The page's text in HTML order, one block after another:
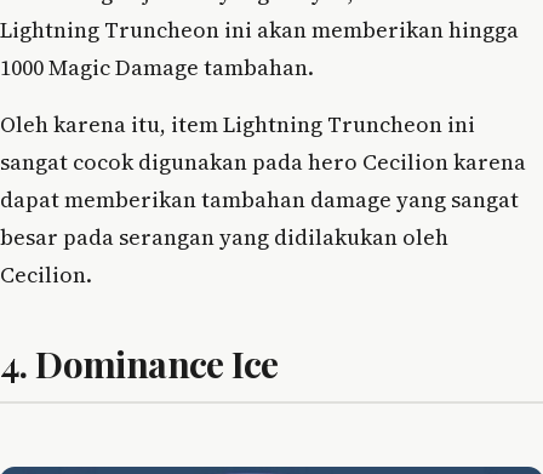
Lightning Truncheon ini akan memberikan hingga
1000 Magic Damage tambahan.
Oleh karena itu, item Lightning Truncheon ini
sangat cocok digunakan pada hero Cecilion karena
dapat memberikan tambahan damage yang sangat
besar pada serangan yang didilakukan oleh
Cecilion.
4. Dominance Ice